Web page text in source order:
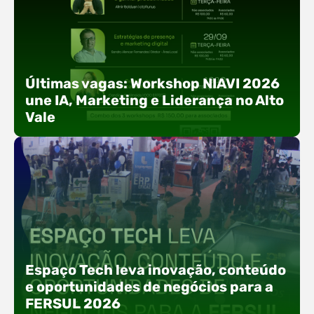
Últimas vagas: Workshop NIAVI 2026
une IA, Marketing e Liderança no Alto
Vale
Com o objetivo de impulsionar a produtividade, a
presença digital e a gestão nas empresas do
Alto Vale, o Núcleo de Tecnologia da Informação
(NIAVI), Polo ACATE-ACIRS, realiza a edição
2026 do Workshop NIAVI. O evento foi
Espaço Tech leva inovação, conteúdo
e oportunidades de negócios para a
FERSUL 2026